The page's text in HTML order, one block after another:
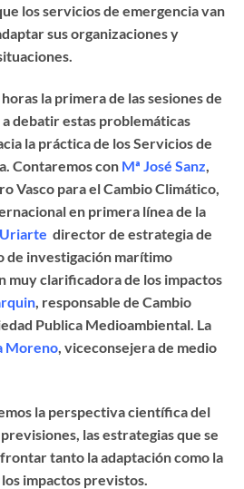
los servicios de emergencia van
sus organizaciones y
la primera de las sesiones de
debatir estas problemáticas
la práctica de los Servicios de
Contaremos con Mª José Sanz,
Vasco para el Cambio Climático,
en primera línea de la
director de estrategia de
de investigación marítimo
muy clarificadora de los impactos
, responsable de Cambio
Publica Medioambiental. La
Moreno, viceconsejera de medio
la perspectiva científica del
las estrategias que se
tanto la adaptación como la
impactos previstos.